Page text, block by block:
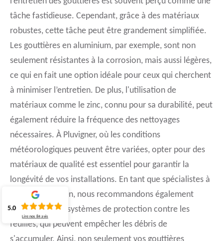
tâche fastidieuse. Cependant, grâce à des matériaux
robustes, cette tâche peut être grandement simplifiée.
Les gouttières en aluminium, par exemple, sont non
seulement résistantes à la corrosion, mais aussi légères,
ce qui en fait une option idéale pour ceux qui cherchent
à minimiser l’entretien. De plus, l'utilisation de
matériaux comme le zinc, connu pour sa durabilité, peut
également réduire la fréquence des nettoyages
nécessaires. À Pluvigner, où les conditions
météorologiques peuvent être variées, opter pour des
matériaux de qualité est essentiel pour garantir la
longévité de vos installations. En tant que spécialistes à
Queven entretien, nous recommandons également
l'installation de systèmes de protection contre les
feuilles, qui peuvent empêcher les débris de
5.0
Lire nos84 avis